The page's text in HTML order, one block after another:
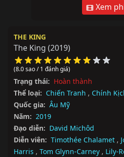
Xem
THE KING
The King (2019)
(8.0 sao / 1 đánh giá)
Trạng thái: Hoàn thành
Thể loại: Chiến Tranh , Chính
Quốc gia: Âu Mỹ
Năm: 2019
Đạo diễn: David Michôd
Diễn viên: Timothée Chalamet ,
Harris , Tom Glynn-Carney , Lily-